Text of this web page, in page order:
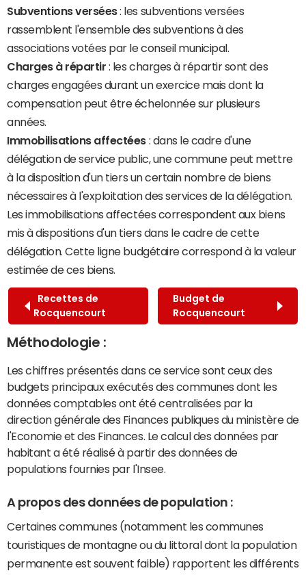
Subventions versées: les subventions versées
rassemblent l'ensemble des subventions à des
associations votées par le conseil municipal.
Charges à répartir : les charges à répartir sont des
charges engagées durant un exercice mais dont la
compensation peut être échelonnée sur plusieurs
années.
Immobilisations affectées : dans le cadre d'une
délégation de service public, une commune peut mettre
à la disposition d'un tiers un certain nombre de biens
nécessaires à l'exploitation des services de la délégation.
Les immobilisations affectées correspondent aux biens
mis à dispositions d'un tiers dans le cadre de cette
délégation. Cette ligne budgétaire correspond à la valeur
estimée de ces biens.
Recettes de
Rocquencourt
Budget de
Rocquencourt
Méthodologie :
Les chiffres présentés dans ce service sont ceux des
budgets principaux exécutés des communes dont les
données comptables ont été centralisées par la
direction générale des Finances publiques du ministère de
l'Economie et des Finances. Le calcul des données par
habitant a été réalisé à partir des données de
populations fournies par l'Insee.
A propos des données de population :
Certaines communes (notamment les communes
touristiques de montagne ou du littoral dont la population
permanente est souvent faible) rapportent les différents